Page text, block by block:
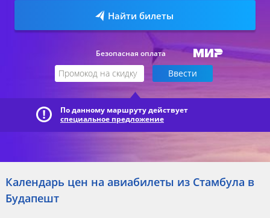
Найти билеты
Безопасная оплата
По данному маршруту действует
специальное предложение
Календарь цен на авиабилеты из Стамбула в
Будапешт